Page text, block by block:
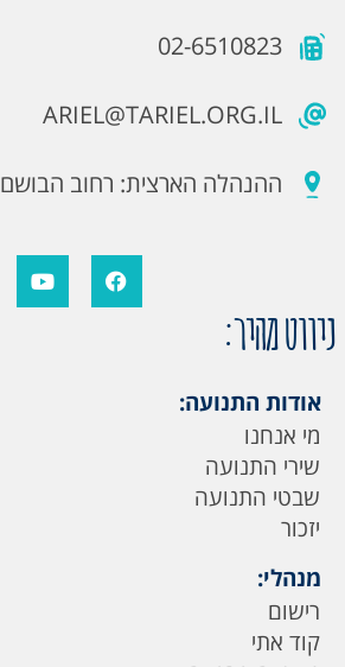
02-6510823
ARIEL@TARIEL.ORG.IL
ההנהלה הארצית: רחוב הבושם 11, גילה ירושלים
ניווט מהיר:
אודות התנועה:
מי אנחנו
שירי התנועה
שבטי התנועה
יזכור
מנהלי:
רישום
קוד אתי